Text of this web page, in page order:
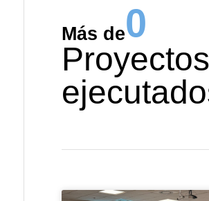
Más de0
Proyectos